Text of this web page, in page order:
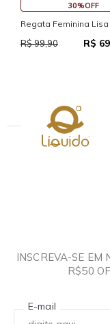
30%OFF
Regata Feminina
R$ 99,90 R$
INSCREVA-SE EM
R$50
E-mail